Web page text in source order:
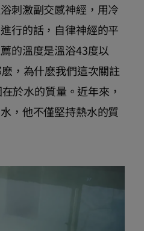
刺激副交感神經，用冷
行的話，自律神經的平
的溫度是溫浴43度以
，為什麽我們這次關註
於水的質量。近年來，
，他不僅堅持熱水的質